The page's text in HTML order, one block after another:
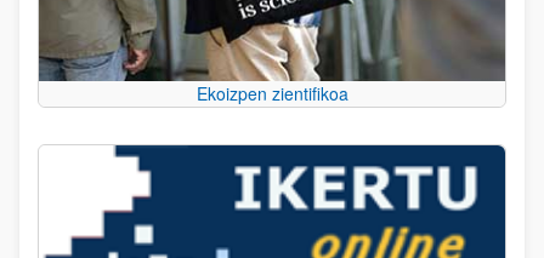
Ekoizpen zientifikoa